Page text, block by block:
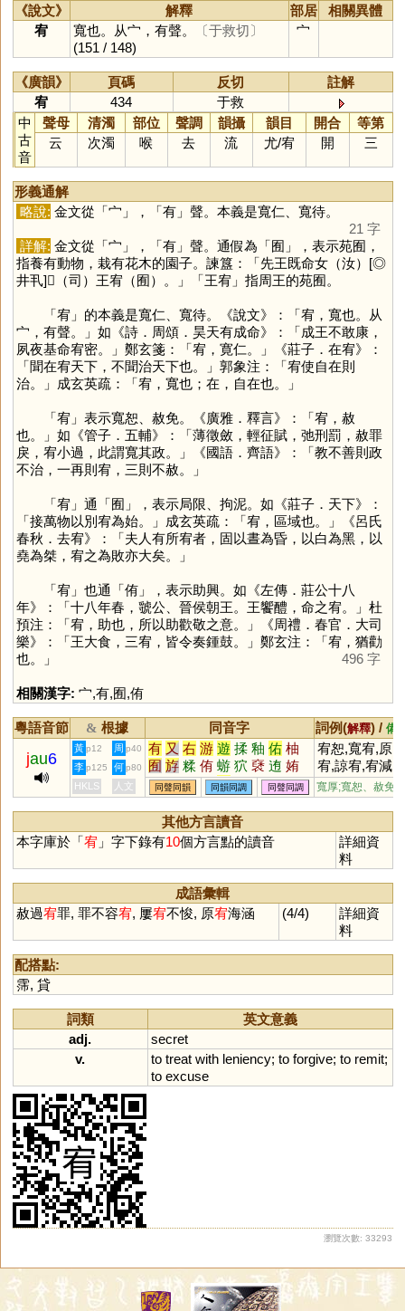
《說文》 解釋 部居
相關異體
宥
寬也。从宀，有聲。
〔于救切〕
(151 / 148)
宀
《廣韻》 頁碼 反切
註解
宥
434
于救
中
古
音
聲母 清濁 部位 聲調 韻攝 韻目 開合
等第
云
次濁 喉 去 流 尤/宥 開 三
形義通解
略說: 金文從「宀 」，「有」聲。本義是寬仁、寬待。
21 字
詳解: 金文從「宀 」，「有」聲。通假為「囿 」，表示苑囿，
指養有動物，栽有花木的園子。諫簋：「先王既命女（汝）[◎
井丮]𤔲（司）王宥（囿）。」「王宥」指周王的苑囿。
「宥」的本義是寬仁、寬待。《說文》：「宥，寬也。从
宀，有聲。」如《詩．周頌．昊天有成命》：「成王不敢康，
夙夜基命宥密。」鄭玄箋：「宥，寛仁。」《莊子．在宥》：
「聞在宥天下，不聞治天下也。」郭象注：「宥使自在則
治。」成玄英疏：「宥，寬也；在，自在也。」
「宥」表示寬恕、赦免。《廣雅．釋言》：「宥，赦
也。」如《管子．五輔》：「薄徵斂，輕征賦，弛刑罰，赦罪
戾，宥小過，此謂寬其政。」《國語．齊語》：「教不善則政
不治，一再則宥，三則不赦。」
「宥」通「囿 」，表示局限、拘泥。如《莊子．天下》：
「接萬物以別宥為始。」成玄英疏：「宥，區域也。」《呂氏
春秋．去宥》：「夫人有所宥者，固以晝為昏，以白為黑，以
堯為桀，宥之為敗亦大矣。」
「宥」也通「侑」，表示助興。如《左傳．莊公十八
年》：「十八年春，虢公、晉侯朝王。王饗醴，命之宥。」杜
預注：「宥，助也，所以助歡敬之意。」《周禮．春官．大司
樂》：「王大食，三宥，皆令奏鍾鼓。」鄭玄注：「宥，猶勸
也。」
496 字
相關漢字: 宀,有,囿,侑
粵語音節 & 根據 同音字 詞例(解釋) / 備
jau6
黃 p12 周 p40 有 又 右 游 遊 揉 釉 佑 柚
囿 斿 糅 侑 蝣 狖 褎 迶 姷
峟 牰 貁 鼬 祐
宥恕,寬宥,原
宥,諒宥,宥減,
宥弼
李 p125 何 p80
HKLS 人文 同聲同韻 同韻同調 同聲同調 寬厚;寬恕、赦免
其他方言讀音
本字庫於「宥」字下錄有10個方言點的讀音
詳細資
料
成語彙輯
赦過宥罪, 罪不容宥, 屢宥不悛, 原宥海涵 (4/4)
詳細資
料
配搭點:
霈, 貸
詞類
英文意義
adj.
secret
v.
to treat with leniency; to forgive; to remit;
to excuse
瀏覽次數: 33293